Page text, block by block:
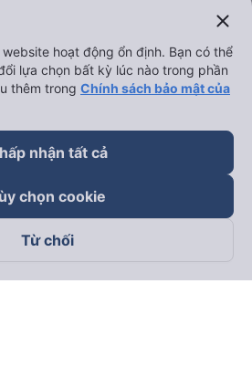
trên
close
hoạt động ổn định. Bạn có thể
lựa chọn bất kỳ lúc nào trong phần
thêm trong Chính sách bảo mật của
nhận tất cả
chọn cookie
Từ chối